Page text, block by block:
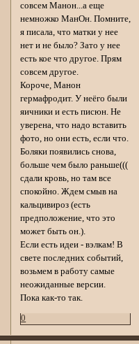
совсем Манон...а еще
немножко МанОн. Помните,
я писала, что матки у нее
нет и не было? Зато у нее
есть кое что другое. Прям
совсем другое.
Короче, Манон
гермафродит. У неёго были
яичники и есть писюн. Не
уверена, что надо вставить
фото, но они есть, если что.
Боляки появились снова,
больше чем было раньше(((
сдали кровь, но там все
спокойно. Ждем смыв на
кальцивироз (есть
предположение, что это
может быть он.).
Если есть идеи - вэлкам! В
свете последних событий,
возьмем в работу самые
неожиданные версии.
Пока как-то так.
0